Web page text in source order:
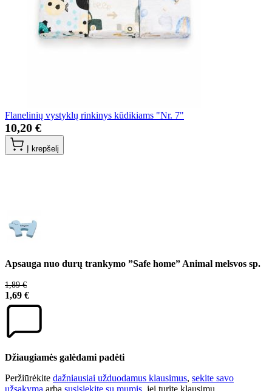
Flanelinių vystyklų rinkinys kūdikiams "Nr. 7"
10,20 €
Į krepšelį
Apsauga nuo durų trankymo ”Safe home” Animal melsvos sp.
1,89 €
1,69 €
Džiaugiamės galėdami padėti
Peržiūrėkite dažniausiai užduodamus klausimus, sekite savo